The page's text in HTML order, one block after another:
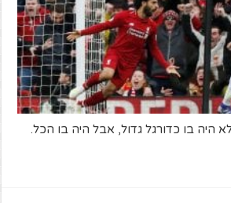
היה בו כדורגל גדול, אבל היה בו הכל.